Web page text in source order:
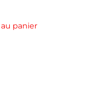
panier